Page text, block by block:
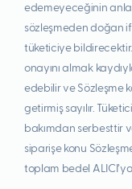
edemeyeceğinin
sözleşmeden doğan
tüketiciye bildirecektir.
onayını almak
edebilir ve Sözleşme
getirmiş sayılır.
bakımdan serbesttir
siparişe konu
toplam bedel